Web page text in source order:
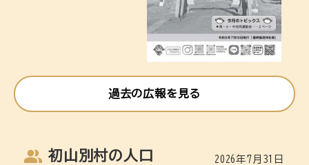
過去の広報を見る
初山別村の人口 2026年7月31日